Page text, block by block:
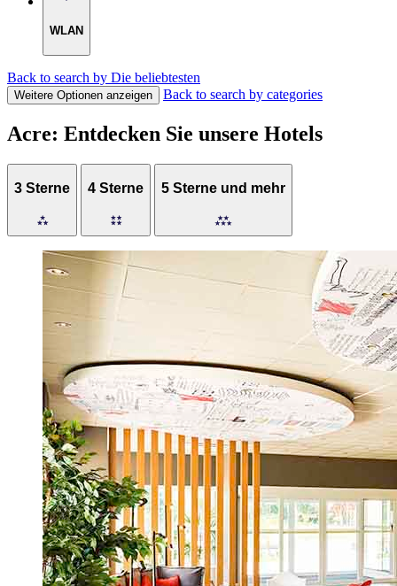
WLAN
Back to search by Die beliebtesten
Weitere Optionen anzeigen Back to search by categories
Acre: Entdecken Sie unsere Hotels
3 Sterne 4 Sterne 5 Sterne und mehr